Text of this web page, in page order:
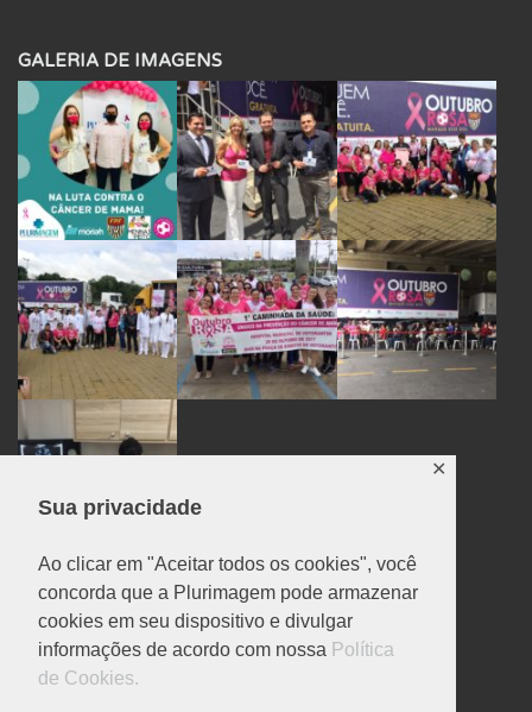
Sua privacidade
Ao clicar em "Aceitar todos os cookies", você
concorda que a Plurimagem pode armazenar
cookies em seu dispositivo e divulgar
informações de acordo com nossa Política
de Cookies.
✕
GALERIA DE IMAGENS
POLITICA DE PRIVACIDADE
Politica de privacidade